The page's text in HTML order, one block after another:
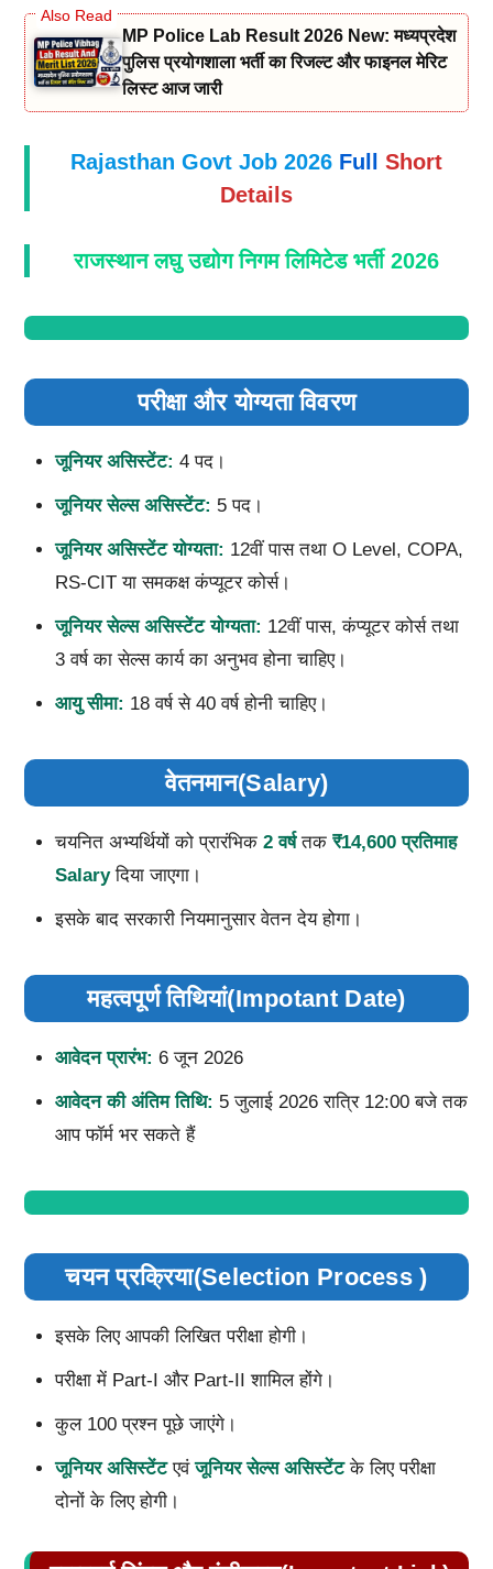
MP Police Lab Result 2026 New: मध्यप्रदेश
पुलिस प्रयोगशाला भर्ती का रिजल्ट और फाइनल मेरिट
लिस्ट आज जारी
Rajasthan Govt Job 2026 Full Short
Details
राजस्थान लघु उद्योग निगम लिमिटेड भर्ती 2026
परीक्षा और योग्यता विवरण
जूनियर असिस्टेंट: 4 पद।
जूनियर सेल्स असिस्टेंट: 5 पद।
जूनियर असिस्टेंट योग्यता: 12वीं पास तथा O Level, COPA,
RS-CIT या समकक्ष कंप्यूटर कोर्स।
जूनियर सेल्स असिस्टेंट योग्यता: 12वीं पास, कंप्यूटर कोर्स तथा
3 वर्ष का सेल्स कार्य का अनुभव होना चाहिए।
आयु सीमा: 18 वर्ष से 40 वर्ष होनी चाहिए।
वेतनमान(Salary)
चयनित अभ्यर्थियों को प्रारंभिक 2 वर्षतक ₹14,600 प्रतिमाह
Salaryदिया जाएगा।
इसके बाद सरकारी नियमानुसार वेतन देय होगा।
महत्वपूर्ण तिथियां(Impotant Date)
आवेदन प्रारंभ: 6 जून 2026
आवेदन की अंतिम तिथि: 5 जुलाई 2026 रात्रि 12:00 बजे तक
आप फॉर्म भर सकते हैं
चयन प्रक्रिया(Selection Process )
इसके लिए आपकी लिखित परीक्षा होगी।
परीक्षा में Part-I और Part-II शामिल होंगे।
कुल 100 प्रश्न पूछे जाएंगे।
जूनियर असिस्टेंटएवंजूनियर सेल्स असिस्टेंटके लिए परीक्षा
दोनों के लिए होगी।